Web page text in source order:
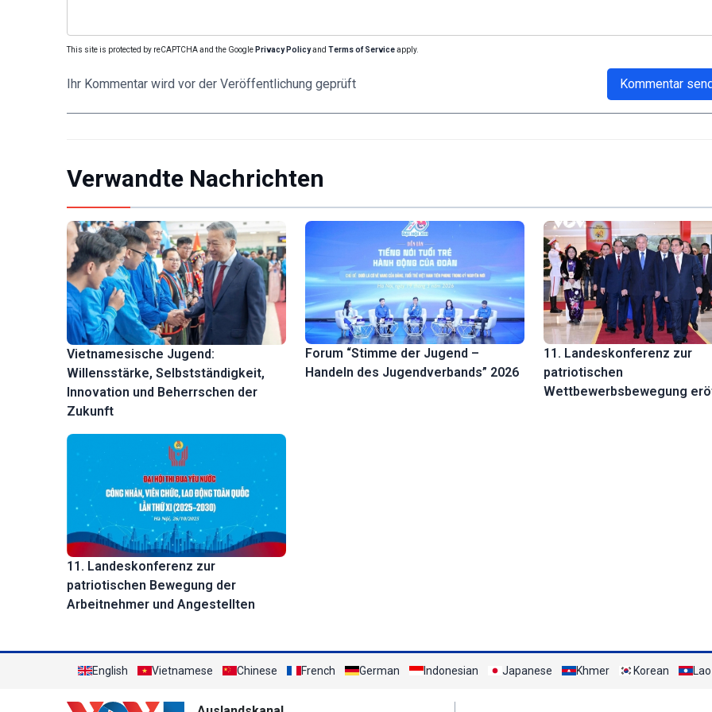
This site is protected by reCAPTCHA and the Google Privacy Policyand Terms of Serviceapply.
Ihr Kommentar wird vor der Veröffentlichung geprüft Kommentar
Verwandte Nachrichten
Vietnamesische Jugend:
Willensstärke, Selbstständigkeit,
Innovation und Beherrschen der
Zukunft
Forum “Stimme der Jugend –
Handeln des Jugendverbands” 2026
11. Landeskonferenz zur
patriotischen
Wettbewerbsbewegung
11. Landeskonferenz zur
patriotischen Bewegung der
Arbeitnehmer und Angestellten
English Vietnamese Chinese French German Indonesian Japanese Khmer Korean Lao